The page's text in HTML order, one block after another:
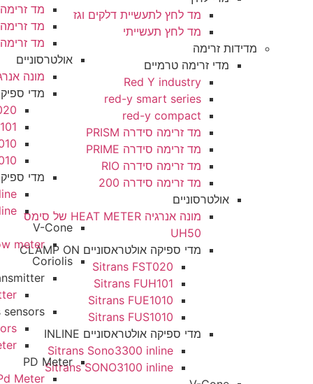
מד לחץ לתעשיית דלקים וגז
מד לחץ תעשייתי
מדי זרימה טרמיים
Red Y industry
red-y smart series
red-y compact
מד זרימה סידרה PRISM
מד זרימה סידרה PRIME
מד זרימה סידרה RIO
מד זרימה סידרה 200
מונה אנרגיה HEAT METER של סימס
מדי ספיקה אולטראסוניים CLAMP ON
Sitrans FST020
Sitrans FUH101
Sitrans FUE1010
Sitrans FUS1010
מדי ספיקה אולטראסוניים INLINE
Sitrans Sono3300 inline
Sitrans SONO3100 inline
מד זרימה סידרה PRIME
מד זרימה סידרה RIO
מד זרימה סידרה 200
אולטרסוניים
מדי ספיקה אולטראסוניים CLAMP ON
Sitrans FST020
Sitrans FUH101
Sitrans FUE1010
Sitrans FUS1010
מדי ספיקה אולטראסוניים INLINE
Sono3300 inline
SONO3100 inline
V-Cone flow meter
Coriolis
Coriolis transmitter
transmitter
Coriolis sensors
U.S.B sensors
flowmeter
PD Meter
Eco Oval Pd Meter